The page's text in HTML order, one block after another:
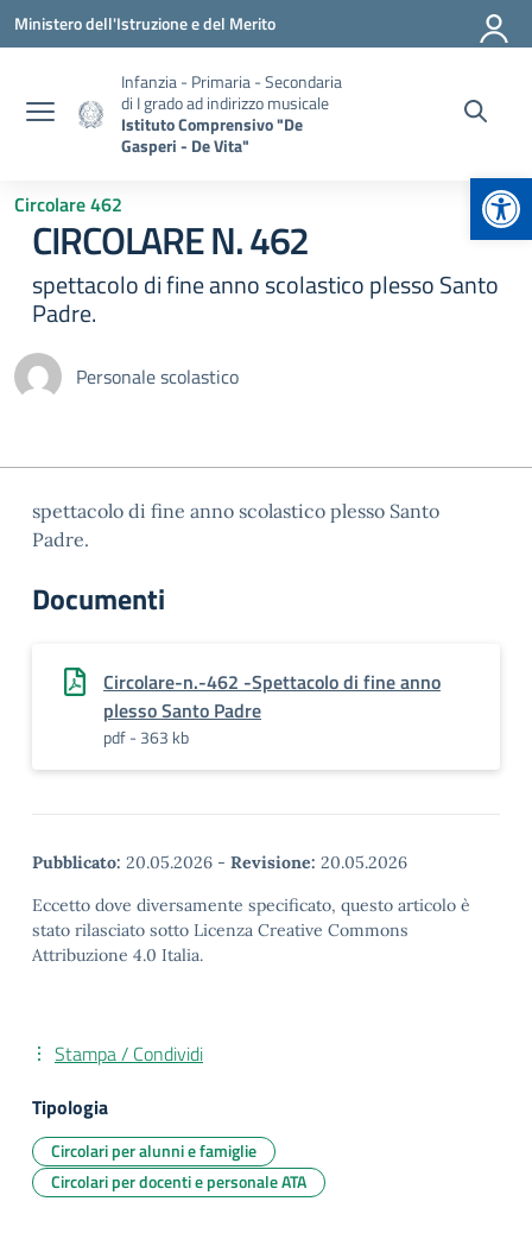
Vai ai contenuti
Vai al menu di navigazione
Vai al footer
Ministero dell'Istruzione e del Merito
Infanzia - Primaria - Secondaria
di I grado ad indirizzo musicale
Istituto Comprensivo "De
Gasperi - De Vita"
Circolare 462
CIRCOLARE N. 462
spettacolo di fine anno scolastico plesso Santo
Padre.
Personale scolastico
spettacolo di fine anno scolastico plesso Santo
Padre.
Documenti
Circolare-n.-462 -Spettacolo di fine anno
plesso Santo Padre
pdf - 363 kb
Pubblicato: 20.05.2026 - Revisione: 20.05.2026
Eccetto dove diversamente specificato, questo articolo è
stato rilasciato sotto Licenza Creative Commons
Attribuzione 4.0 Italia.
Stampa / Condividi
Tipologia
Circolari per alunni e famiglie
Circolari per docenti e personale ATA